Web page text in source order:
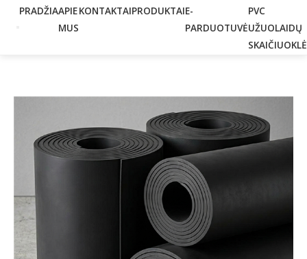
PRADŽIAAPIE
MUS
KONTAKTAIPRODUKTAIE-
PARDUOTUVĖ
PVC
UŽUOLAIDŲ
SKAIČIUOKLĖ